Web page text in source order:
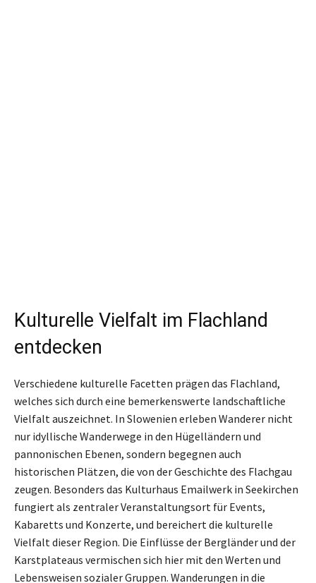
Kulturelle Vielfalt im Flachland
entdecken
Verschiedene kulturelle Facetten prägen das Flachland,
welches sich durch eine bemerkenswerte landschaftliche
Vielfalt auszeichnet. In Slowenien erleben Wanderer nicht
nur idyllische Wanderwege in den Hügelländern und
pannonischen Ebenen, sondern begegnen auch
historischen Plätzen, die von der Geschichte des Flachgau
zeugen. Besonders das Kulturhaus Emailwerk in Seekirchen
fungiert als zentraler Veranstaltungsort für Events,
Kabaretts und Konzerte, und bereichert die kulturelle
Vielfalt dieser Region. Die Einflüsse der Bergländer und der
Karstplateaus vermischen sich hier mit den Werten und
Lebensweisen sozialer Gruppen. Wanderungen in die